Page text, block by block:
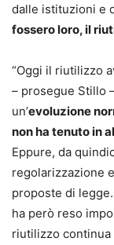
dalle istituzioni e
fossero loro, il
“Oggi il riutilizzo
– prosegue Stillo
un’evoluzione
non ha tenuto in
Eppure, da
regolarizzazione
proposte di
ha però reso
riutilizzo continua